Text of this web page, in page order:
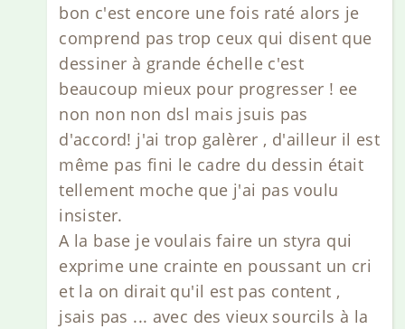
bon c'est encore une fois raté alors je
comprend pas trop ceux qui disent que
dessiner à grande échelle c'est
beaucoup mieux pour progresser ! ee
non non non dsl mais jsuis pas
d'accord! j'ai trop galèrer , d'ailleur il est
même pas fini le cadre du dessin était
tellement moche que j'ai pas voulu
insister.
A la base je voulais faire un styra qui
exprime une crainte en poussant un cri
et la on dirait qu'il est pas content ,
jsais pas ... avec des vieux sourcils à la